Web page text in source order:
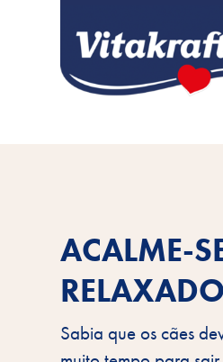
ACALME-
Sabia que os cães